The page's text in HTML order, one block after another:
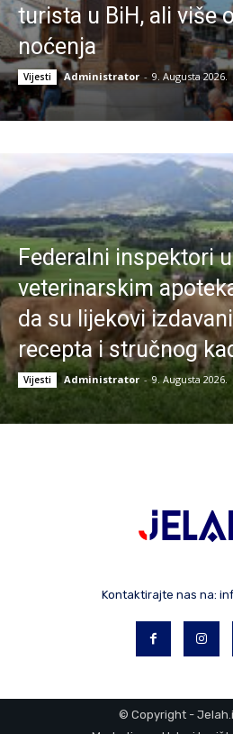
turista u BiH, ali više
noćenja
Vijesti Administrator - 9. Augusta 2026.
Federalni inspektori u
veterinarskim
da su lijekovi
recepta i stručnog
Vijesti Administrator - 9. Augusta 2026.
Kontaktirajte nas na:
© Copyright -